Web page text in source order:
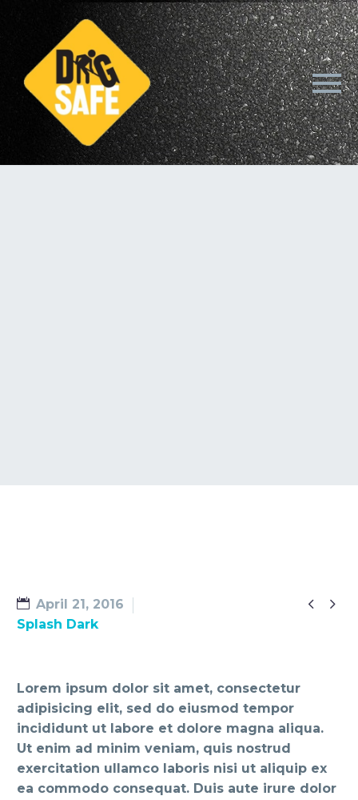
 
April 21, 2016
Splash Dark
Lorem ipsum dolor sit amet, consectetur
adipisicing elit, sed do eiusmod tempor
incididunt ut labore et dolore magna aliqua.
Ut enim ad minim veniam, quis nostrud
exercitation ullamco laboris nisi ut aliquip ex
ea commodo consequat. Duis aute irure dolor